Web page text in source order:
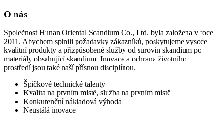
O nás
Společnost Hunan Oriental Scandium Co., Ltd. byla založena v roce
2011. Abychom splnili požadavky zákazníků, poskytujeme vysoce
kvalitní produkty a přizpůsobené služby od surovin skandium po
materiály obsahující skandium. Inovace a ochrana životního
prostředí jsou také naší přísnou disciplínou.
Špičkové technické talenty
Kvalita na prvním místě, služba na prvním místě
Konkurenční nákladová výhoda
Neustálá inovace